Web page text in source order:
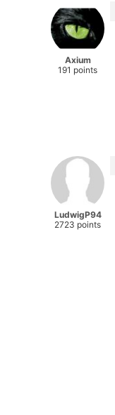
Axium
191 points
LudwigP94
2723 points